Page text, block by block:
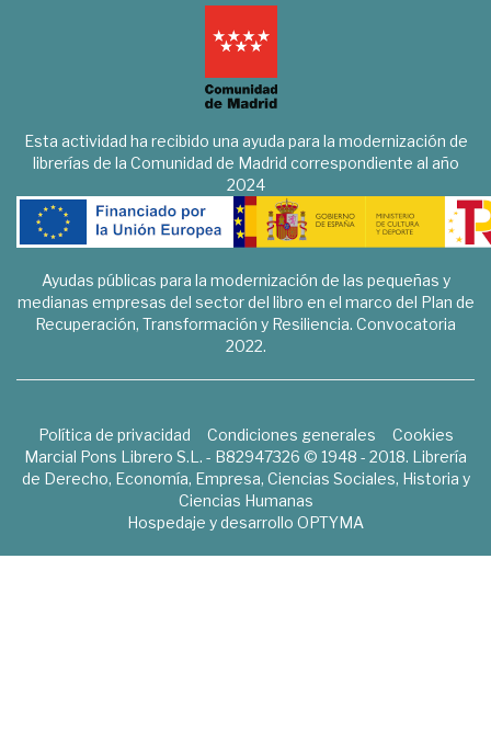
Esta actividad ha recibido una ayuda para la modernización de
librerías de la Comunidad de Madrid correspondiente al año
2024
Ayudas públicas para la modernización de las pequeñas y
medianas empresas del sector del libro en el marco del Plan de
Recuperación, Transformación y Resiliencia. Convocatoria
2022.
Política de privacidad Condiciones generales
Cookies
Marcial Pons Librero S.L. - B82947326 © 1948 - 2018. Librería
de Derecho, Economía, Empresa, Ciencias Sociales, Historia y
Ciencias Humanas
Hospedaje y desarrollo OPTYMA